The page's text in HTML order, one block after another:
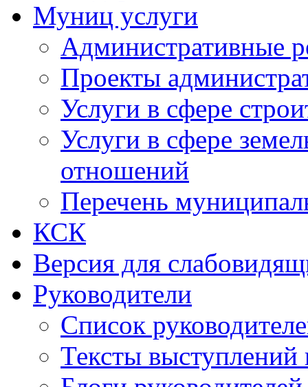
Муниц услуги
Административные
Проекты
Услуги в сфере
Услуги в сфере
отношений
Перечень
КСК
Версия для
Руководители
Список
Тексты выступлений